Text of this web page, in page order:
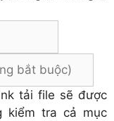
tải file sẽ được
kiểm tra cả mục